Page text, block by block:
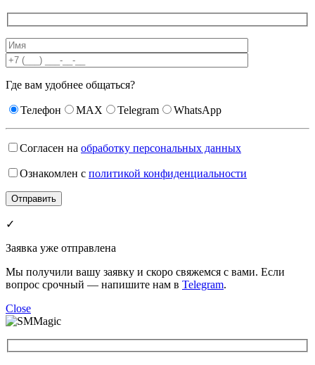
Где вам удобнее общаться?
Телефон MAX Telegram WhatsApp
Согласен на обработку персональных данных
Ознакомлен с политикой конфиденциальности
✓
Заявка уже отправлена
Мы получили вашу заявку и скоро свяжемся с вами. Если
вопрос срочный — напишите нам в Telegram.
Close